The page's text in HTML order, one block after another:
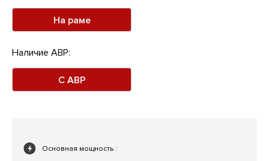
На раме
Наличие АВР:
С АВР
Основная мощность :